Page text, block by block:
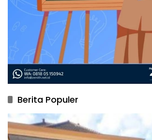
Berita Populer